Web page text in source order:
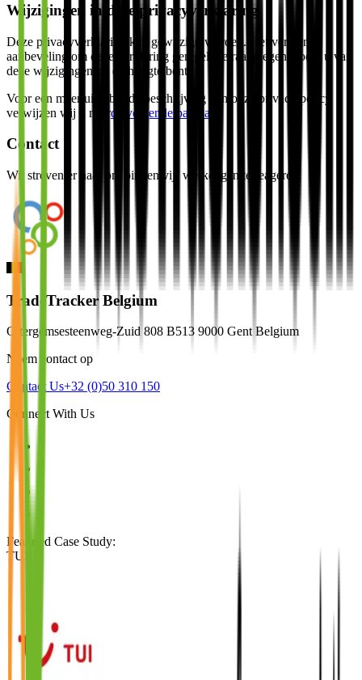
Wijzigingen in deze privacyverklaring
Deze privacyverklaring kan gewijzigd worden. Het verdient
aanbeveling om deze verklaring geregeld te raadplegen, zodat u van
deze wijzigingen op de hoogte bent.
Voor een meer uitgebreide beschrijving van onze privacy policy
verwijzen wij u naarde volgende pagina
Contact
Wij streven er naar om binnen vijf werkdagen te reageren.
TradeTracker Belgium
Ottergemsesteenweg-Zuid 808 B513 9000 Gent Belgium
Neem contact op
Contact Us+32 (0)50 310 150
Connect With Us
Featured Case Study:
TUI